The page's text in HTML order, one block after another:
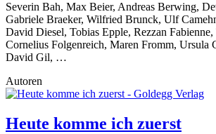
Severin Bah, Max Beier, Andreas Berwing,
Gabriele Braeker, Wilfried Brunck, Ulf
David Diesel, Tobias Epple, Rezzan
Cornelius Folgenreich, Maren Fromm, Ursula
David Gil, …
Autoren
Heute komme ich zuerst